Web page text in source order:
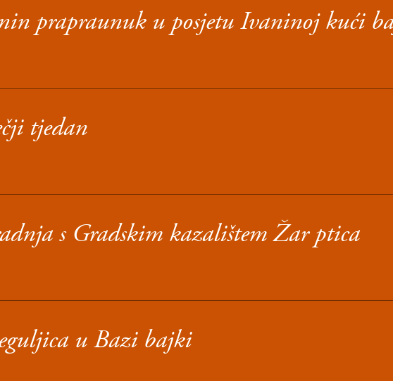
prapraunuk u posjetu Ivaninoj kući
tjedan
s Gradskim kazalištem Žar ptica
u Bazi bajki